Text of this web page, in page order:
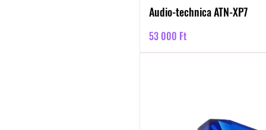
Audio-technica ATN-XP7
Ár
53 000 Ft